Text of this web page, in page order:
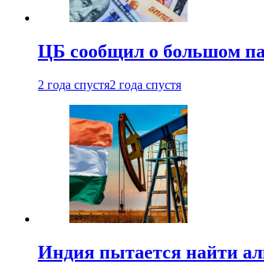
ЦБ сообщил о большом
2 года спустя2 года спустя
Индия пытается найти